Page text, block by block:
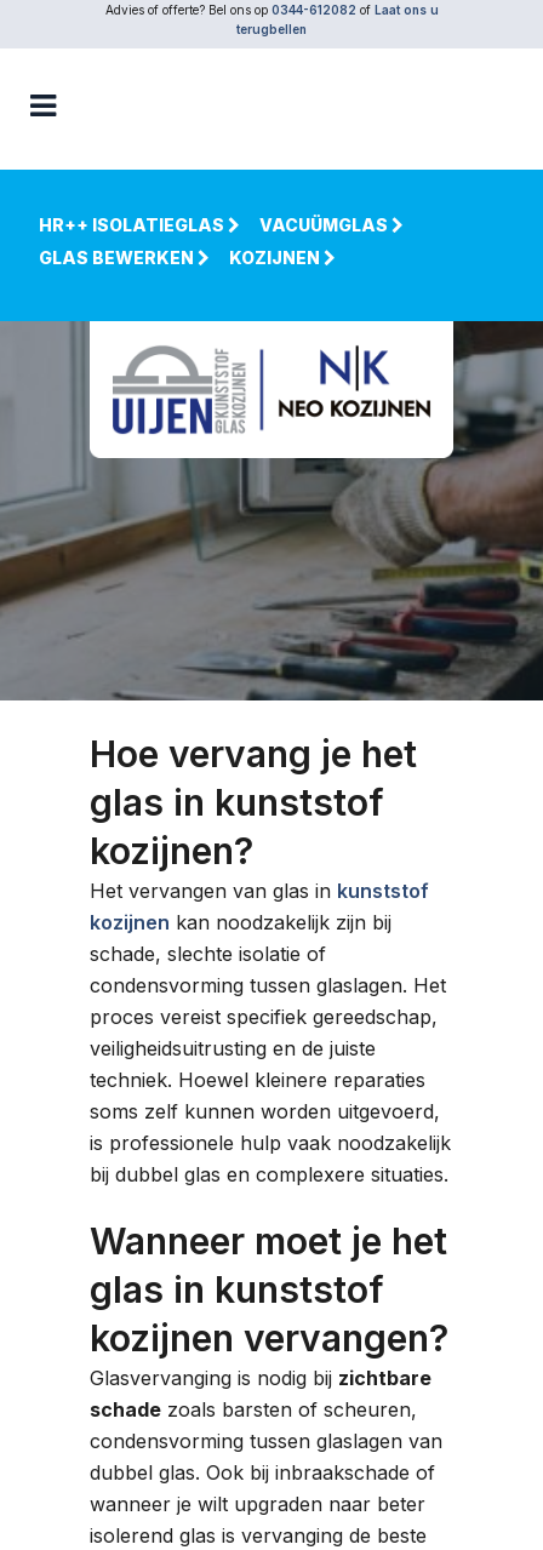
Advies of offerte? Bel ons op 0344-612082 of Laat ons u
terugbellen
HR++ ISOLATIEGLAS
VACUÜMGLAS
GLAS BEWERKEN
KOZIJNEN
Hoe vervang je het
glas in kunststof
kozijnen?
Het vervangen van glas in kunststof
kozijnen kan noodzakelijk zijn bij
schade, slechte isolatie of
condensvorming tussen glaslagen. Het
proces vereist specifiek gereedschap,
veiligheidsuitrusting en de juiste
techniek. Hoewel kleinere reparaties
soms zelf kunnen worden uitgevoerd,
is professionele hulp vaak noodzakelijk
bij dubbel glas en complexere situaties.
Wanneer moet je het
glas in kunststof
kozijnen vervangen?
Glasvervanging is nodig bij zichtbare
schade zoals barsten of scheuren,
condensvorming tussen glaslagen van
dubbel glas. Ook bij inbraakschade of
wanneer je wilt upgraden naar beter
isolerend glas is vervanging de beste